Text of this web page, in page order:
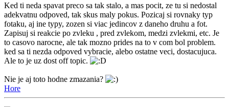
Ked ti neda spavat preco sa tak stalo, a mas pocit, ze tu si nedostal
adekvatnu odpoved, tak skus maly pokus. Pozicaj si rovnaky typ
fotaku, aj ine typy, zozen si viac jedincov z daneho druhu a fot.
Zapisuj si reakcie po zvleku , pred zvlekom, medzi zvlekmi, etc. Je
to casovo narocne, ale tak mozno prides na to v com bol problem.
ked sa ti nezda odpoved vybracie, alebo ostatne veci, dostacujuca.
Ale to je uz dost off topic.
Nie je aj toto hodne zmazania?
Hore